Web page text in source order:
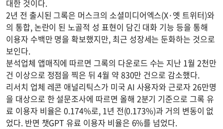
대한 것이다.
2년 전 출시된 그록은 머스크의 소셜미디어엑스(X·옛 트위터)와
의 통합, 논란이 된 노골적 성 표현이 담긴 대화 기능 등을 통해
이용자 수백만 명을 확보했지만, 최근 성장세는 둔화하는 것으로
보인다.
분석업체 앱매직에 따르면 그록의 다운로드 수는 지난 1월 2천만
건 이상으로 정점을 찍은 뒤 4월 약 830만 건으로 감소했다.
리서치 업체 레콘 애널리틱스가 미국 AI 사용자와 근로자 26만명
을 대상으로 한 설문조사에 따르면 올해 2분기 기준으로 그록 유
료 이용자 비율은 0.174%로, 1년 전(0.173%)과 거의 변동이 없
었다. 반면 챗GPT 유료 이용자 비율은 6%를 넘었다.